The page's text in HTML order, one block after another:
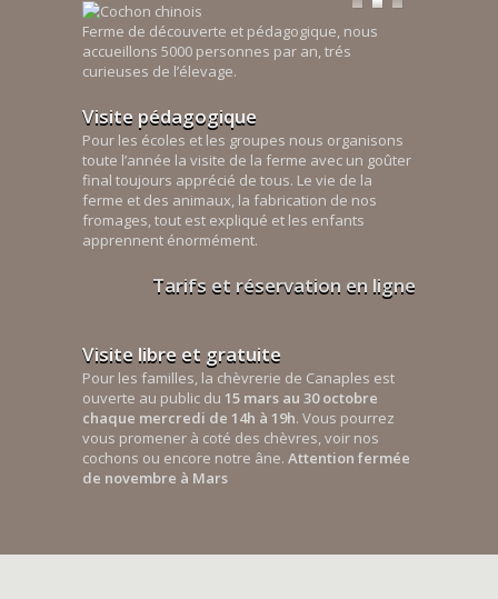
Ferme de découverte et pédagogique, nous
accueillons 5000 personnes par an, trés
curieuses de l’élevage.
Visite pédagogique
Pour les écoles et les groupes nous organisons
toute l’année la visite de la ferme avec un goûter
final toujours apprécié de tous. Le vie de la
ferme et des animaux, la fabrication de nos
fromages, tout est expliqué et les enfants
apprennent énormément.
Tarifs et réservation en ligne
Visite libre et gratuite
Pour les familles, la chèvrerie de Canaples est
ouverte au public du 15 mars au 30 octobre
chaque mercredi de 14h à 19h. Vous pourrez
vous promener à coté des chèvres, voir nos
cochons ou encore notre âne. Attention fermée
de novembre à Mars